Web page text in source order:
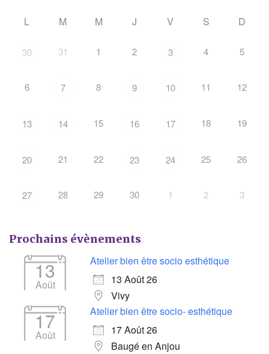
L M M J V S D
30 31 1 2 3 4 5
6 7 8 9 10 11 12
13 14 15 16 17 18 19
20 21 22 23 24 25 26
27 28 29 30 1 2 3
Prochains évènements
13
Août
Atelier bien être socio esthétique
13 Août 26
Vivy
17
Août
Atelier bien être socio- esthétique
17 Août 26
Baugé en Anjou